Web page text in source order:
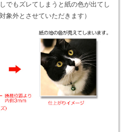
でもズレてしまうと紙の色が出てし
象外とさせていただきます）